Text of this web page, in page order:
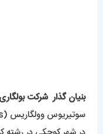
بنیان گذار شرکت بولگاری